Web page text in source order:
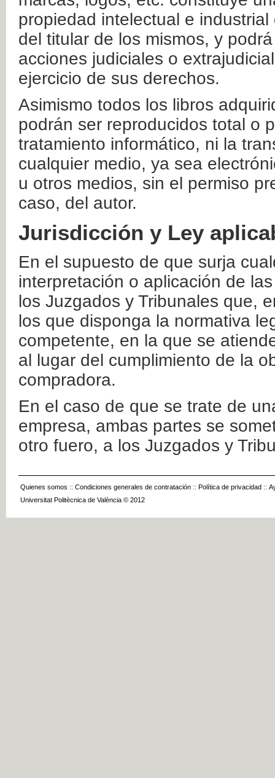
propiedad intelectual e
del titular de los mismos, y
acciones judiciales o
ejercicio de sus derechos.
Asimismo todos los libros
podrán ser reproducidos total o
tratamiento informático, ni la
cualquier medio, ya sea
u otros medios, sin el permiso
caso, del autor.
Jurisdicción y Ley
En el supuesto de que surja
interpretación o aplicación de
los Juzgados y Tribunales que,
los que disponga la normativa
competente, en la que se
al lugar del cumplimiento de la
compradora.
En el caso de que se trate de
empresa, ambas partes se
otro fuero, a los Juzgados y
Quienes somos :: Condiciones generales de contratación :: Política de privacidad ::
Universitat Politècnica de València © 2012